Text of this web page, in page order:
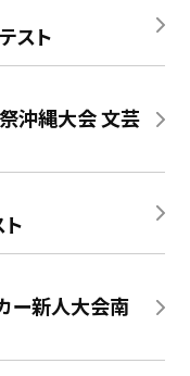
スト
沖縄大会 文芸
ー新人大会南